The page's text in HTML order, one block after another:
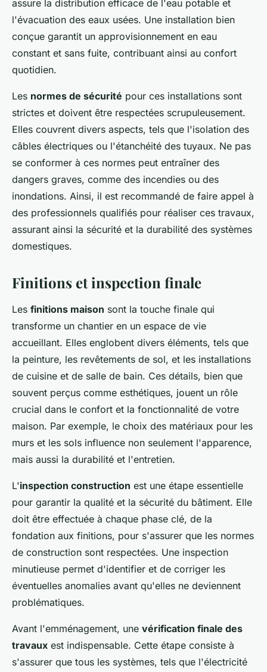
assure la distribution efficace de l'eau potable et
l'évacuation des eaux usées. Une installation bien
conçue garantit un approvisionnement en eau
constant et sans fuite, contribuant ainsi au confort
quotidien.
Les normes de sécurité pour ces installations sont
strictes et doivent être respectées scrupuleusement.
Elles couvrent divers aspects, tels que l'isolation des
câbles électriques ou l'étanchéité des tuyaux. Ne pas
se conformer à ces normes peut entraîner des
dangers graves, comme des incendies ou des
inondations. Ainsi, il est recommandé de faire appel à
des professionnels qualifiés pour réaliser ces travaux,
assurant ainsi la sécurité et la durabilité des systèmes
domestiques.
Finitions et inspection finale
Les finitions maison sont la touche finale qui
transforme un chantier en un espace de vie
accueillant. Elles englobent divers éléments, tels que
la peinture, les revêtements de sol, et les installations
de cuisine et de salle de bain. Ces détails, bien que
souvent perçus comme esthétiques, jouent un rôle
crucial dans le confort et la fonctionnalité de votre
maison. Par exemple, le choix des matériaux pour les
murs et les sols influence non seulement l'apparence,
mais aussi la durabilité et l'entretien.
L'inspection construction est une étape essentielle
pour garantir la qualité et la sécurité du bâtiment. Elle
doit être effectuée à chaque phase clé, de la
fondation aux finitions, pour s'assurer que les normes
de construction sont respectées. Une inspection
minutieuse permet d'identifier et de corriger les
éventuelles anomalies avant qu'elles ne deviennent
problématiques.
Avant l'emménagement, une vérification finale des
travaux est indispensable. Cette étape consiste à
s'assurer que tous les systèmes, tels que l'électricité